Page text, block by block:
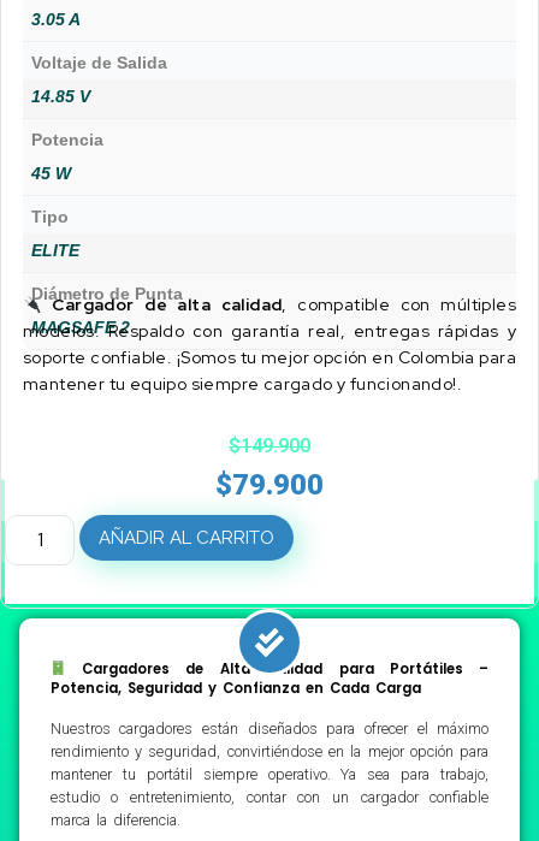
3.05 A
Voltaje de Salida
14.85 V
Potencia
45 W
Tipo
ELITE
Diámetro de Punta
MAGSAFE 2
Cargador de alta calidad, compatible con múltiples
modelos. Respaldo con garantía real, entregas rápidas y
soporte confiable. ¡Somos tu mejor opción en Colombia para
mantener tu equipo siempre cargado y funcionando!.
$149.900
$79.900
AÑADIR AL CARRITO
Cargadores de Alta Calidad para Portátiles –
Potencia, Seguridad y Confianza en Cada Carga
Nuestros cargadores están diseñados para ofrecer el máximo
rendimiento y seguridad, convirtiéndose en la mejor opción para
mantener tu portátil siempre operativo. Ya sea para trabajo,
estudio o entretenimiento, contar con un cargador confiable
marca la diferencia.